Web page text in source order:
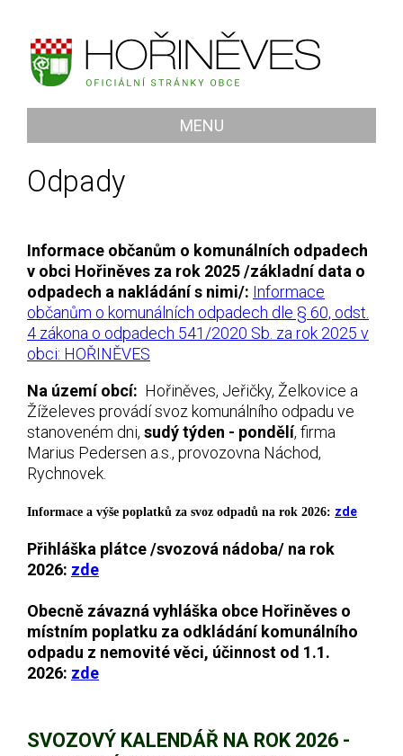
MENU
Odpady
Informace občanům o komunálních odpadech
v obci Hořiněves za rok 2025 /základní data o
odpadech a nakládání s nimi/: Informace
občanům o komunálních odpadech dle § 60, odst.
4 zákona o odpadech 541/2020 Sb. za rok 2025 v
obci: HOŘINĚVES
Na území obcí: Hořiněves, Jeřičky, Želkovice a
Žíželeves provádí svoz komunálního odpadu ve
stanoveném dni, sudý týden - pondělí, firma
Marius Pedersen a.s., provozovna Náchod,
Rychnovek.
Informace a výše poplatků za svoz odpadů na rok 2026: zde
Přihláška plátce /svozová nádoba/ na rok
2026: zde
Obecně závazná vyhláška obce Hořiněves o
místním poplatku za odkládání komunálního
odpadu z nemovité věci, účinnost od 1.1.
2026: zde
SVOZOVÝ KALENDÁŘ NA ROK 2026 -